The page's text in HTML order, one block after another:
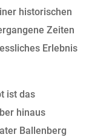
historischen
Zeiten
Erlebnis
ist das
hinaus
Ballenberg